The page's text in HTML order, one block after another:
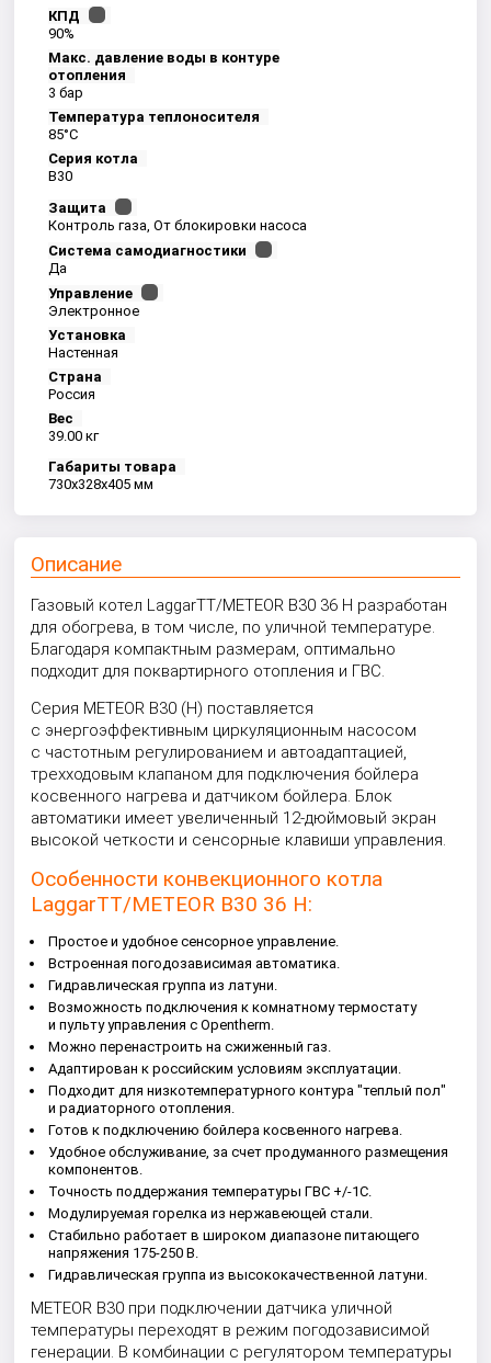
КПД
90%
Макс. давление воды в контуре
отопления
3 бар
Температура теплоносителя
85°С
Серия котла
B30
Защита
Контроль газа, От блокировки насоса
Система самодиагностики
Да
Управление
Электронное
Установка
Настенная
Страна
Россия
Вес
39.00 кг
Габариты товара
730x328x405 мм
Описание
Газовый котел LaggarTT/METEOR B30 36 H разработан
для обогрева, в том числе, по уличной температуре.
Благодаря компактным размерам, оптимально
подходит для поквартирного отопления и ГВС.
Серия METEOR B30 (H) поставляется
с энергоэффективным циркуляционным насосом
с частотным регулированием и автоадаптацией,
трехходовым клапаном для подключения бойлера
косвенного нагрева и датчиком бойлера. Блок
автоматики имеет увеличенный 12-дюймовый экран
высокой четкости и сенсорные клавиши управления.
Особенности конвекционного котла
LaggarTT/METEOR B30 36 H:
Простое и удобное сенсорное управление.
Встроенная погодозависимая автоматика.
Гидравлическая группа из латуни.
Возможность подключения к комнатному термостату
и пульту управления с Opentherm.
Можно перенастроить на сжиженный газ.
Адаптирован к российским условиям эксплуатации.
Подходит для низкотемпературного контура "теплый пол"
и радиаторного отопления.
Готов к подключению бойлера косвенного нагрева.
Удобное обслуживание, за счет продуманного размещения
компонентов.
Точность поддержания температуры ГВС +/-1С.
Модулируемая горелка из нержавеющей стали.
Стабильно работает в широком диапазоне питающего
напряжения 175-250 В.
Гидравлическая группа из высококачественной латуни.
METEOR B30 при подключении датчика уличной
температуры переходят в режим погодозависимой
генерации. В комбинации с регулятором температуры